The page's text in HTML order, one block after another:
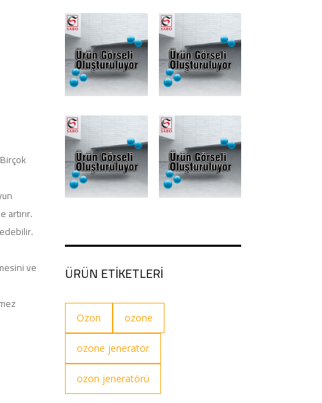
ve
ÜRÜN ETİKETLERİ
Ozon ozone
ozone jeneratör
ozon jeneratörü